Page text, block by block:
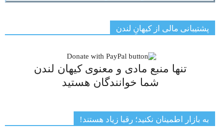
پشتیبانی مالی از کیهانِ لندن
تنها منبع مادی و معنوی کیهان لندن
شما خوانندگان هستید
به بازار اطمینان نکنید؛ رقبا زیاد هستند!